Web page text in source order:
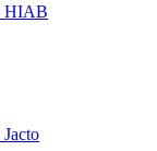
HIAB